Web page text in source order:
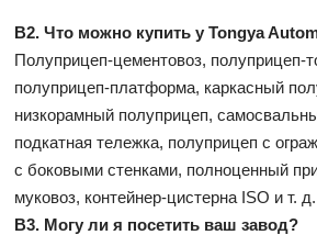
В2. Что можно купить у Tongya
Полуприцеп-цементовоз, полуприцеп-
полуприцеп-платформа, каркасный
низкорамный полуприцеп,
подкатная тележка, полуприцеп с
с боковыми стенками, полноценный
муковоз, контейнер-цистерна ISO и т. д.
В3. Могу ли я посетить ваш завод?